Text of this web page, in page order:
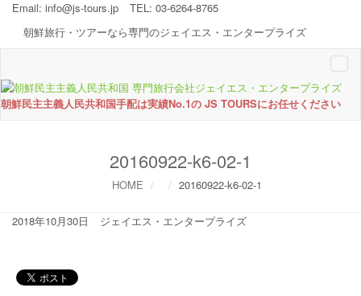
Email: info@js-tours.jp
TEL: 03-6264-8765
朝鮮旅行・ツアーなら専門のジェイエス・エンタープライズ
朝鮮民主主義人民共和国手配は実績No.1の JS TOURSにお任せください
20160922-k6-02-1
HOME 20160922-k6-02-1
2018年10月30日 ジェイエス・エンタープライズ